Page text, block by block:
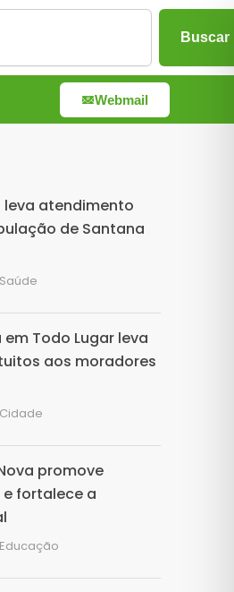
Buscar
Webmail
leva atendimento
de Santana
Saúde
Todo Lugar leva
aos moradores
Cidade
promove
fortalece a
Educação